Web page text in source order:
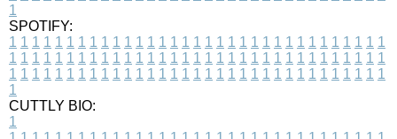
1
SPOTIFY:
1 1 1 1 1 1 1 1 1 1 1 1 1 1 1 1 1 1 1 1 1 1 1 1 1 1 1 1 1 1 1 1 1
1 1 1 1 1 1 1 1 1 1 1 1 1 1 1 1 1 1 1 1 1 1 1 1 1 1 1 1 1 1 1 1 1
1 1 1 1 1 1 1 1 1 1 1 1 1 1 1 1 1 1 1 1 1 1 1 1 1 1 1 1 1 1 1 1 1
1
CUTTLY BIO:
1